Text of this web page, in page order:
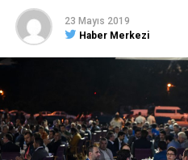
23 Mayıs 2019
Haber Merkezi